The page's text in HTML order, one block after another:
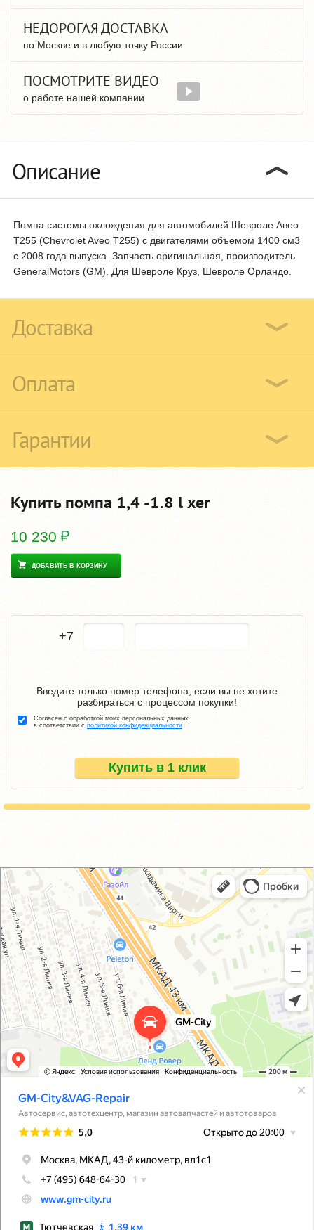
НЕДОРОГАЯ ДОСТАВКА
по Москве и в любую точку России
ПОСМОТРИТЕ ВИДЕО
о работе нашей компании
Описание
Помпа системы охлождения для автомобилей Шевроле Авео
T255 (Chevrolet Aveo T255) с двигателями объемом 1400 см3
с 2008 года выпуска. Запчасть оригинальная, производитель
GeneralMotors (GM). Для Шевроле Круз, Шевроле Орландо.
Доставка
Оплата
Гарантии
Купить помпа 1,4 -1.8 l xer
10 230
ДОБАВИТЬ В КОРЗИНУ
+7
Купить в 1 клик
Введите только номер телефона, если вы не хотите
разбираться с процессом покупки!
Согласен с обработкой моих персональных данных
в соответствии с политикой конфиденциальности
GM-City&VAG-Repair
Автосервис, автотехцентр в Москве
Магазин автозапчастей и автотоваров в Москве